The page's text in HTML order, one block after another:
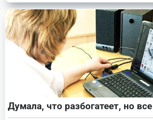
Думала, что разбогатеет, но